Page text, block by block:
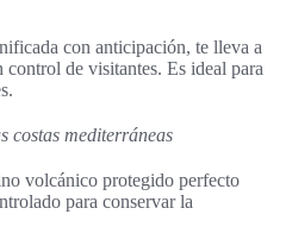
con anticipación, te lleva a
de visitantes. Es ideal para
costas mediterráneas
volcánico protegido perfecto
para conservar la